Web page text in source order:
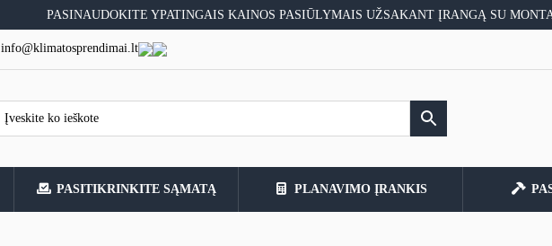
PASINAUDOKITE YPATINGAIS KAINOS PASIŪLYMAIS UŽSAKANT ĮRANGĄ SU
info@klimatosprendimai.lt
PASITIKRINKITE SĄMATĄ PLANAVIMO ĮRANKIS